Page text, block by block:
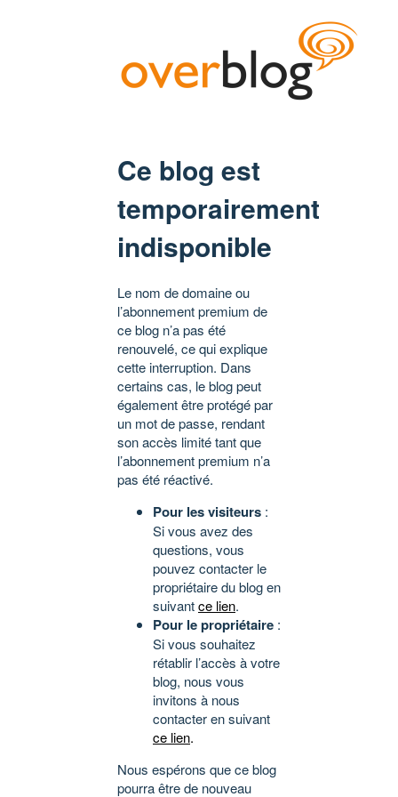
Ce blog est
temporairement
indisponible
Le nom de domaine ou
l’abonnement premium de
ce blog n’a pas été
renouvelé, ce qui explique
cette interruption. Dans
certains cas, le blog peut
également être protégé par
un mot de passe, rendant
son accès limité tant que
l’abonnement premium n’a
pas été réactivé.
Pour les visiteurs :
Si vous avez des
questions, vous
pouvez contacter le
propriétaire du blog en
suivantce lien.
Pour le propriétaire :
Si vous souhaitez
rétablir l’accès à votre
blog, nous vous
invitons à nous
contacter en suivant
ce lien.
Nous espérons que ce blog
pourra être de nouveau